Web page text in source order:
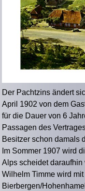
Der Pachtzins ändert
April 1902 von dem
für die Dauer von 6
Passagen des
Besitzer schon damals
Im Sommer 1907 wird
Alps scheidet daraufhin
Wilhelm Timme wird
Bierbergen/